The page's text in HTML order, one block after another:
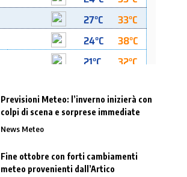
Previsioni Meteo: l’inverno inizierà con
colpi di scena e sorprese immediate
News Meteo
Fine ottobre con forti cambiamenti
meteo provenienti dall’Artico